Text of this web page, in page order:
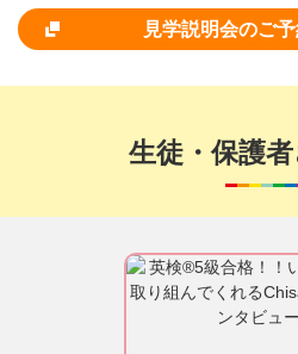
見学説明会のご
生徒・保護